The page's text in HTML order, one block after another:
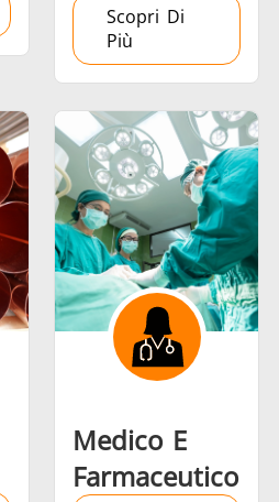
Tubo
Semiconduttori
Scopri Di
Più
Medico E
Farmaceutico